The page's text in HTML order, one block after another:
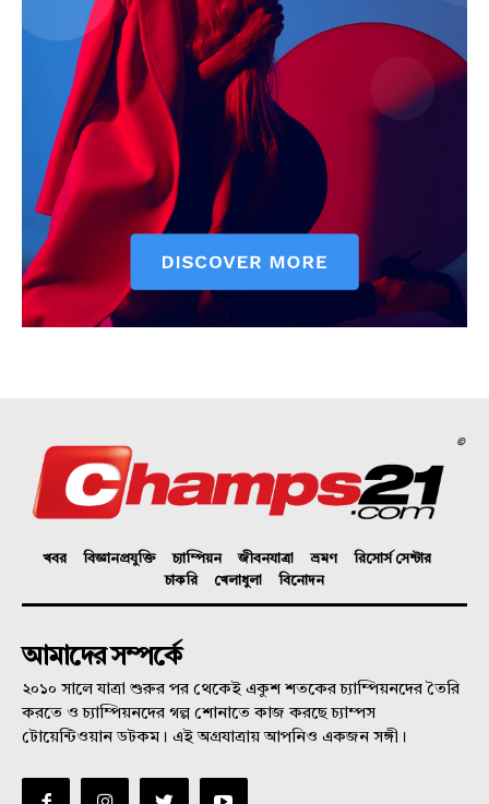
©
খবর বিজ্ঞানপ্রযুক্তি চ্যাম্পিয়ন জীবনযাত্রা ভ্রমণ
রিসোর্স সেন্টার
চাকরি
খেলাধুলা বিনোদন
আমাদের সম্পর্কে
২০১০ সালে যাত্রা শুরুর পর থেকেই একুশ শতকের চ্যাম্পিয়নদের তৈরি
করতে ও চ্যাম্পিয়নদের গল্প শোনাতে কাজ করছে চ্যাম্পস
টোয়েন্টিওয়ান ডটকম। এই অগ্রযাত্রায় আপনিও একজন সঙ্গী।